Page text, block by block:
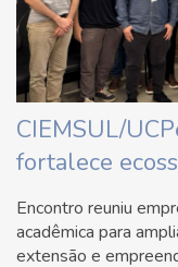
CIEMSUL/
fortalece
Encontro reuniu
acadêmica para
extensão e